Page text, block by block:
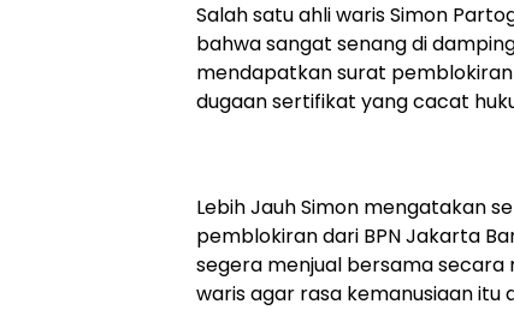
Salah satu ahli waris Simon
bahwa sangat senang di
mendapatkan surat
dugaan sertifikat yang cacat
Lebih Jauh Simon mengatakan
pemblokiran dari BPN Jakarta
segera menjual bersama
waris agar rasa kemanusiaan itu